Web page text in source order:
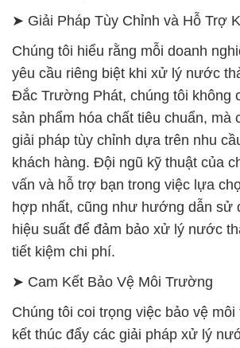
➤ Giải Pháp Tùy Chỉnh và Hỗ Trợ
Chúng tôi hiểu rằng mỗi doanh
yêu cầu riêng biệt khi xử lý nước
Đắc Trường Phát, chúng tôi không
sản phẩm hóa chất tiêu chuẩn, mà
giải pháp tùy chỉnh dựa trên nhu
khách hàng. Đội ngũ kỹ thuật của
vấn và hỗ trợ bạn trong việc lựa
hợp nhất, cũng như hướng dẫn sử
hiệu suất để đảm bảo xử lý nước
tiết kiệm chi phí.
➤ Cam Kết Bảo Vệ Môi Trường
Chúng tôi coi trọng việc bảo vệ
kết thúc đẩy các giải pháp xử lý